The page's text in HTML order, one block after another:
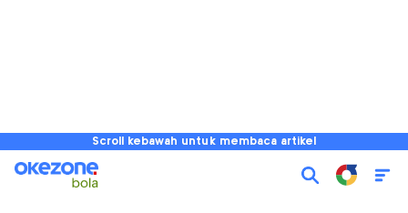
Scroll kebawah untuk membaca artikel